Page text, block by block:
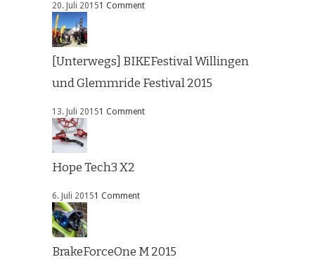
20. Juli 20151 Comment
[Unterwegs] BIKEFestival Willingen
und Glemmride Festival 2015
13. Juli 20151 Comment
Hope Tech3 X2
6. Juli 20151 Comment
BrakeForceOne M 2015